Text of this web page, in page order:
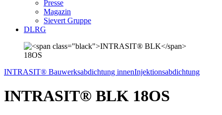
Presse
Magazin
Sievert Gruppe
DLRG
INTRASIT® Bauwerksabdichtung innenInjektionsabdichtung
INTRASIT® BLK 18OS